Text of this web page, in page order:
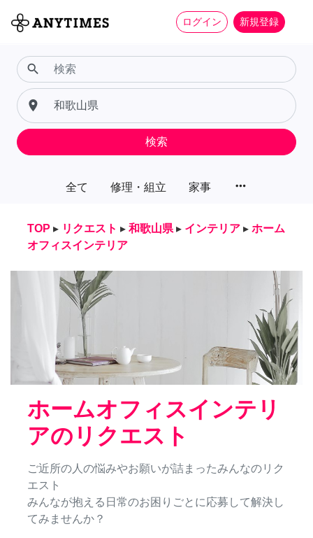
ログイン 新規登録
全て 修理・組立 家事 more_horiz
search
place
検索
TOP ▸ リクエスト ▸ 和歌山県 ▸ インテリア ▸ ホーム
オフィスインテリア
ホームオフィスインテリ
アのリクエスト
ご近所の人の悩みやお願いが詰まったみんなのリク
エスト
みんなが抱える日常のお困りごとに応募して解決し
てみませんか？